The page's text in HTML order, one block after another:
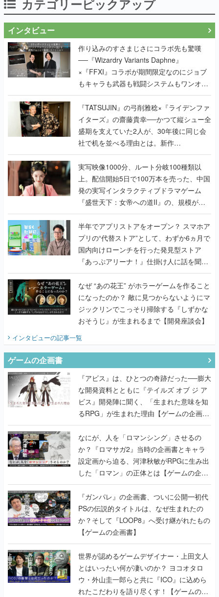
カテゴリーピックアップ
インタビュー
作り込みのすさまじさにコラボ先も驚嘆
──『Wizardry Variants Daphne』
×『FFXI』コラボが期間限定なのにジョブ
もキャラも武器も戦闘システムもワンオフ
で作り込まれた理由を両ディレクターに聞
く
『TATSUJIN』の弓削雅稔×『ライデンファ
イターズ』の齋藤貴幸──かつて縦シュー全
盛期を支えていた2人が、30年後に同じ会
社で机を並べる理由とは。新作
『TATSUJIN EXTREME』で初タッグを組
んだレジェンド2人に訊く開発秘話
実写映像1000分、ルート分岐100種類以
上。配信開始5日で100万本を売った、中国
発の実写インタラクティブドラマゲーム
『盛世天下：女帝への道II』の、規模が違
うこだわりをプロデューサーに聞いた
半年でアプリストアをオープン？ スマホア
プリの“代替ストア”として、わずか6ヵ月で
国内向けローンチを行った発見型ストア
『あっぷアリーナ！』仕掛け人に話を聞い
てみた
なぜ “あの花王” がホラーゲームを作ること
になったのか？ 敵に見つからないようにマ
ジックリンでこっそり掃除する『しずかな
おそうじ』が生まれるまで【開発座談会】
インタビューの記事一覧
ゲームの企画書
『アビス』は、ひとつの奇跡だった──膨大
な開発資料とともに『テイルズ オブ ジ ア
ビス』開発陣に聞く、「生まれた意味を知
るRPG」が生まれた理由【ゲームの企画
書】
なにが、人を「ロマンシング」させるの
か？『ロマサガ2』当時の企画書とキャラ
設定画から迫る、河津秋敏がRPGに生み出
した「ロマン」の正体とは【ゲームの企画
書】
『ガンパレ』の企画書、ついに公開━初代
PSの伝説的タイトルは、なぜ生まれたの
か？そして『LOOP8』へ受け継がれたもの
【ゲームの企画書】
世界が認めるゲームデザイナー・上田文人
とはいったい何が凄いのか？ ヨコオタロ
ウ・外山圭一郎らと共に『ICO』に込めら
れたこだわりを語り尽くす！【ゲームの企